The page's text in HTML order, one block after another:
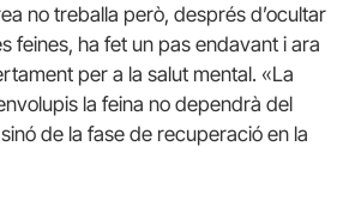
no treballa però, després d’ocultar
feines, ha fet un pas endavant i ara
per a la salut mental. «La
la feina no dependrà del
de la fase de recuperació en la